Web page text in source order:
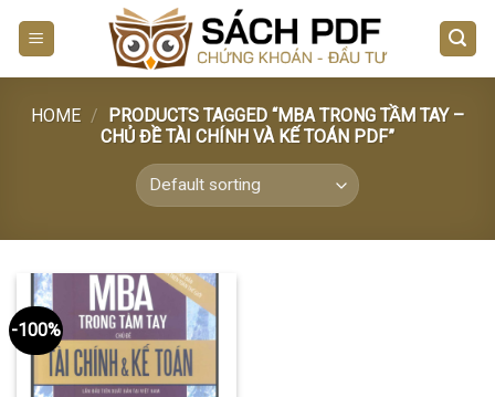
HOME /
PRODUCTS TAGGED “MBA TRONG TẦM TAY –
CHỦ ĐỀ TÀI CHÍNH VÀ KẾ TOÁN PDF”
-100%